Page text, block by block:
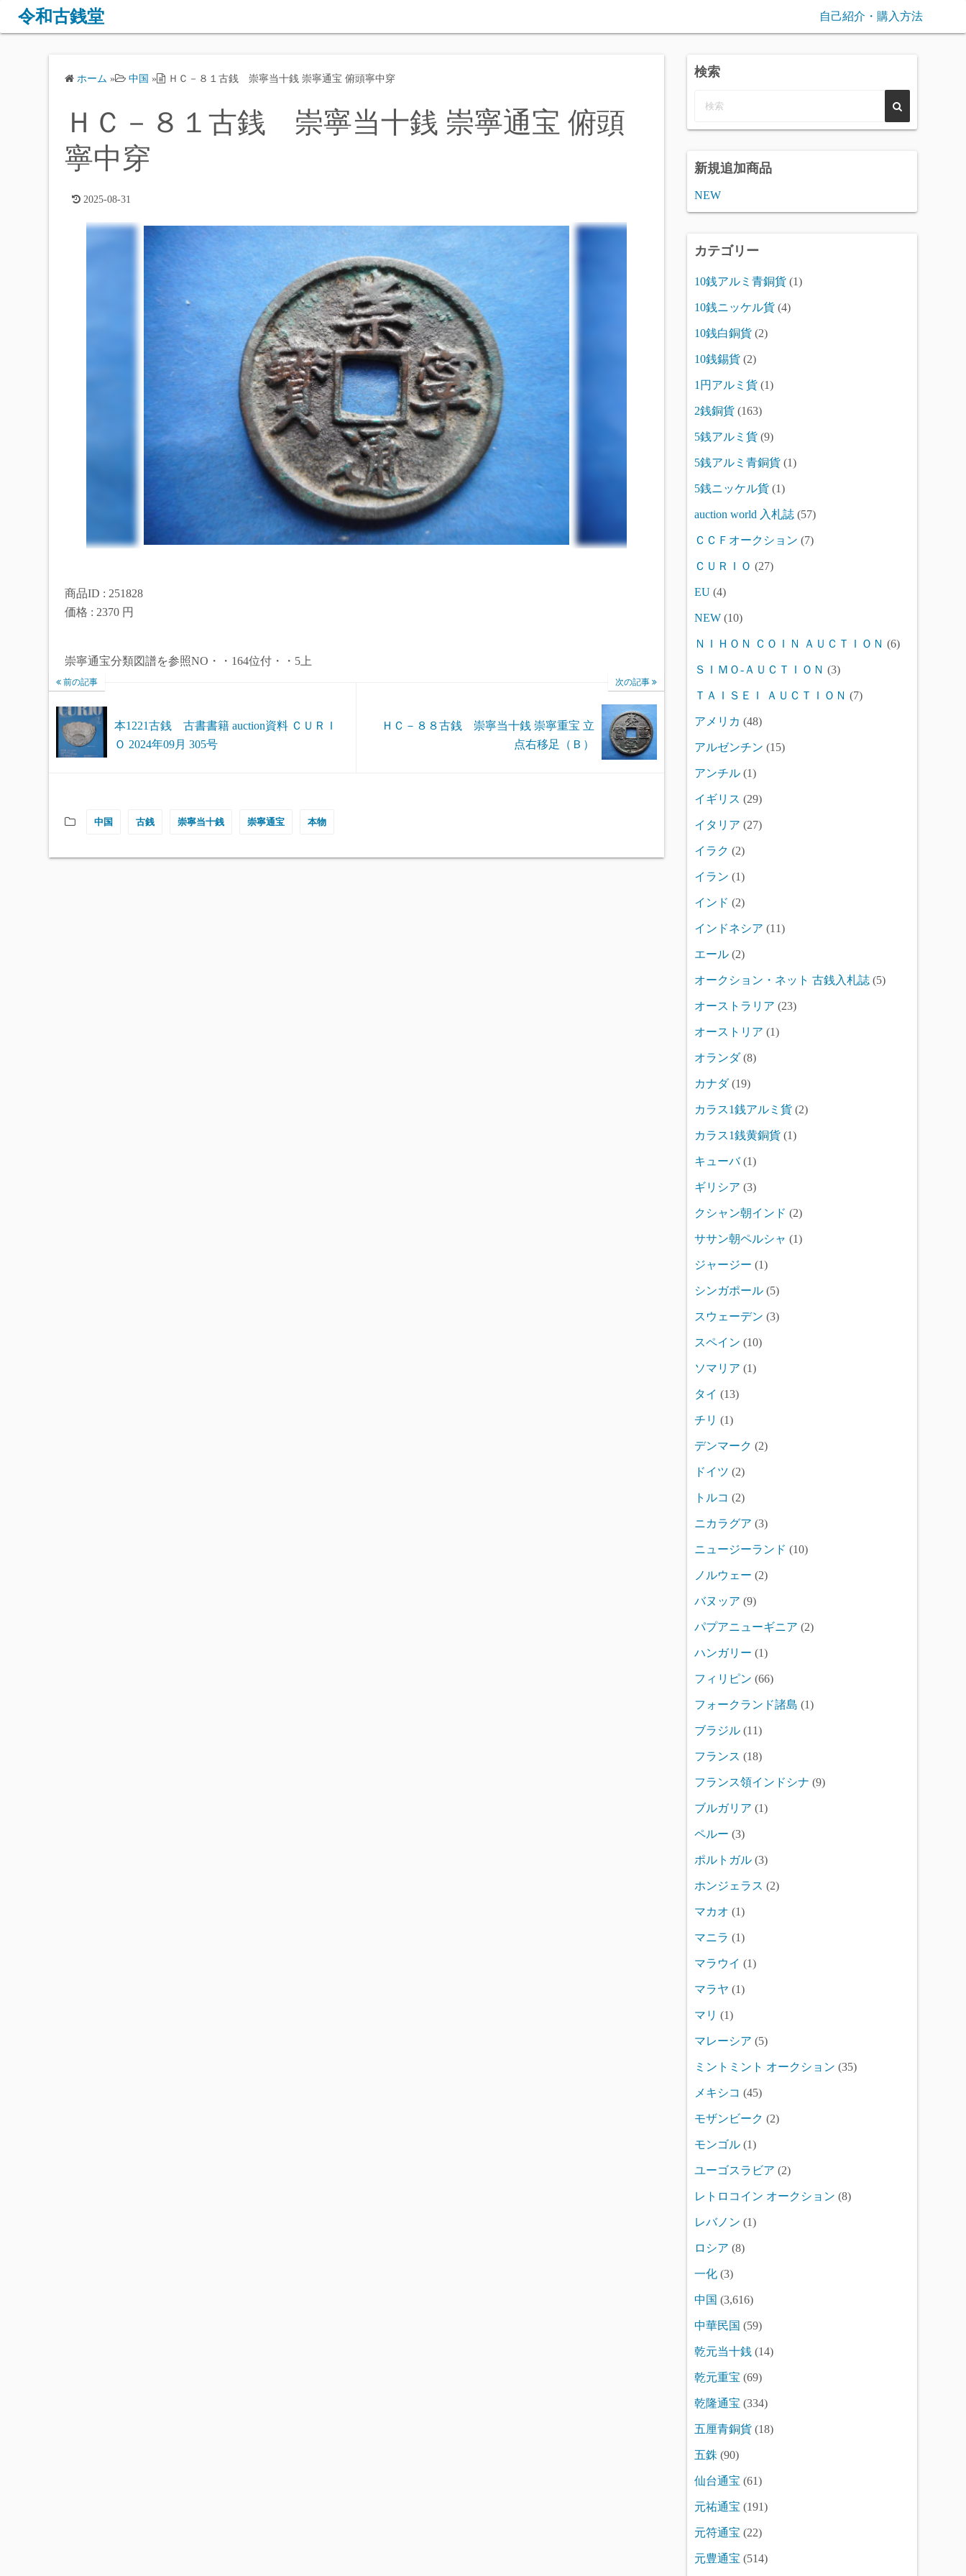
令和古銭堂 自己紹介・購入方法
ホーム » 中国 » ＨＣ－８１古銭 崇寧当十銭 崇寧通宝 俯頭寧中穿
ＨＣ－８１古銭 崇寧当十銭 崇寧通宝 俯頭
寧中穿
2025-08-31
商品ID : 251828
価格 : 2370 円
崇寧通宝分類図譜を参照NO・・164位付・・5上
前の記事
本1221古銭 古書書籍 auction資料 ＣＵＲＩ
Ｏ 2024年09月 305号
次の記事
ＨＣ－８８古銭 崇寧当十銭 崇寧重宝 立
点右移足（Ｂ）
中国 古銭 崇寧当十銭 崇寧通宝 本物
検索
新規追加商品
NEW
カテゴリー
10銭アルミ青銅貨 (1)
10銭ニッケル貨 (4)
10銭白銅貨 (2)
10銭錫貨 (2)
1円アルミ貨 (1)
2銭銅貨 (163)
5銭アルミ貨 (9)
5銭アルミ青銅貨 (1)
5銭ニッケル貨 (1)
auction world 入札誌 (57)
ＣＣＦオークション (7)
ＣＵＲＩＯ (27)
EU (4)
NEW (10)
ＮＩＨＯＮ ＣＯＩＮ ＡＵＣＴＩＯＮ (6)
ＳＩＭＯ-ＡＵＣＴＩＯＮ (3)
ＴＡＩＳＥＩ ＡＵＣＴＩＯＮ (7)
アメリカ (48)
アルゼンチン (15)
アンチル (1)
イギリス (29)
イタリア (27)
イラク (2)
イラン (1)
インド (2)
インドネシア (11)
エール (2)
オークション・ネット 古銭入札誌 (5)
オーストラリア (23)
オーストリア (1)
オランダ(8)
カナダ(19)
カラス1銭アルミ貨 (2)
カラス1銭黄銅貨 (1)
キューバ(1)
ギリシア (3)
クシャン朝インド (2)
ササン朝ペルシャ (1)
ジャージー (1)
シンガポール (5)
スウェーデン (3)
スペイン (10)
ソマリア (1)
タイ (13)
チリ (1)
デンマーク (2)
ドイツ (2)
トルコ (2)
ニカラグア (3)
ニュージーランド (10)
ノルウェー (2)
バヌッア (9)
パプアニューギニア (2)
ハンガリー (1)
フィリピン (66)
フォークランド諸島 (1)
ブラジル (11)
フランス (18)
フランス領インドシナ (9)
ブルガリア (1)
ペルー (3)
ポルトガル (3)
ホンジェラス (2)
マカオ (1)
マニラ (1)
マラウイ (1)
マラヤ (1)
マリ (1)
マレーシア (5)
ミントミント オークション (35)
メキシコ (45)
モザンビーク (2)
モンゴル (1)
ユーゴスラビア (2)
レトロコイン オークション (8)
レバノン (1)
ロシア (8)
一化 (3)
中国 (3,616)
中華民国 (59)
乾元当十銭 (14)
乾元重宝 (69)
乾隆通宝 (334)
五厘青銅貨 (18)
五銖 (90)
仙台通宝 (61)
元祐通宝 (191)
元符通宝 (22)
元豊通宝 (514)